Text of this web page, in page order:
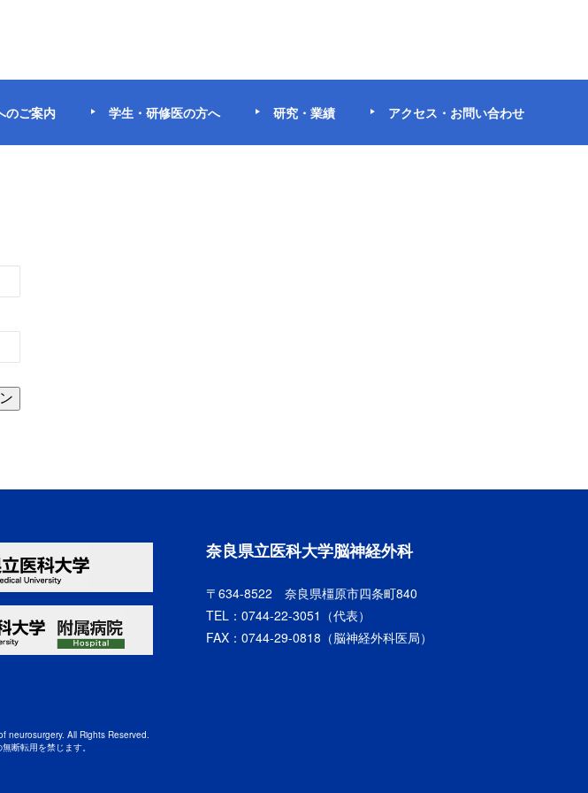
のご案内 学生・研修医の方へ 研究・業績 アクセス・お問い合わせ
奈良県立医科大学脳神経外科
〒634-8522 奈良県橿原市四条町840
TEL： 0744-22-3051 （代表）
FAX：0744-29-0818（脳神経外科医局）
neurosurgery. All Rights Reserved.
断転用を禁じます。